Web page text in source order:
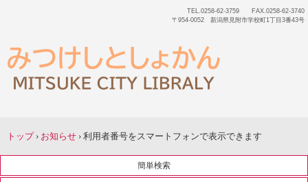
TEL.0258-62-3759 FAX.0258-62-3740
〒954-0052 新潟県見附市学校町1丁目3番43号
トップ › お知らせ › 利用者番号をスマートフォンで表示できます
簡単検索